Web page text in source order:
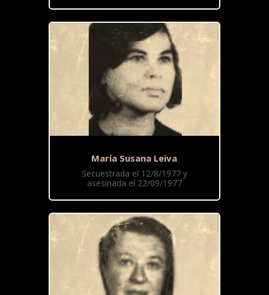
María Susana Leiva
Secuestrada el 12/8/1977 y
asesinada el 22/09/1977